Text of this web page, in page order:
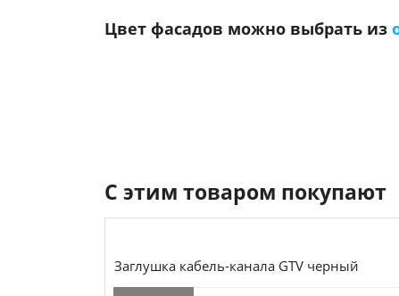
Цвет фасадов можно выбрать из
С этим товаром покупают
Заглушка кабель-канала GTV черный